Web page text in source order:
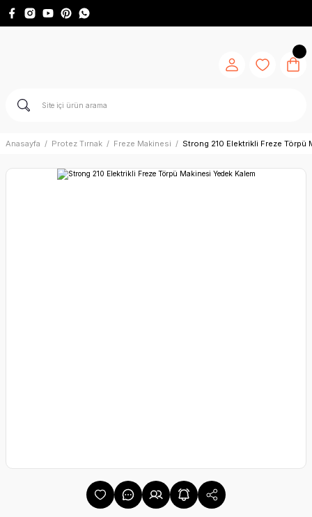
Anasayfa Protez Tırnak Freze Makinesi Strong 210 Elektrikli Freze Törpü